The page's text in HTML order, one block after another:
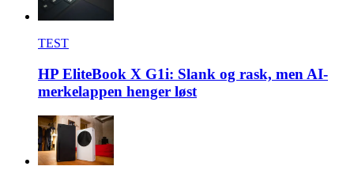
TEST
HP EliteBook X G1i: Slank og rask, men AI-
merkelappen henger løst